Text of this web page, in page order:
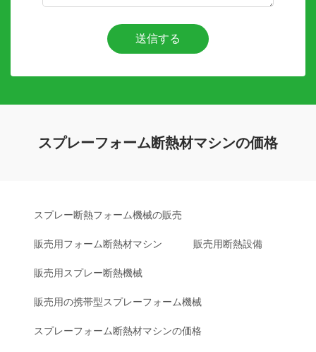
送信する
スプレーフォーム断熱材マシンの価格
スプレー断熱フォーム機械の販売
販売用フォーム断熱材マシン 販売用断熱設備
販売用スプレー断熱機械
販売用の携帯型スプレーフォーム機械
スプレーフォーム断熱材マシンの価格